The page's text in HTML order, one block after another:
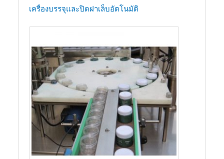
เครื่องบรรจุและปิดฝาเล็บอัตโนมัติ